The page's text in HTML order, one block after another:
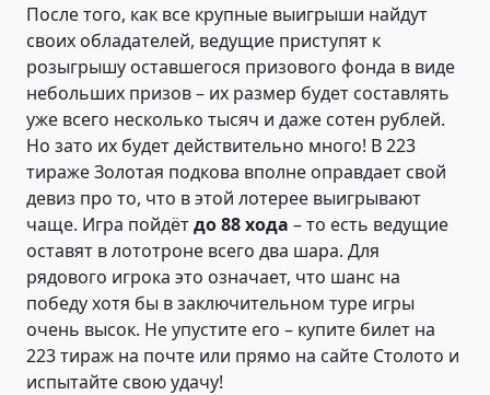
После того, как все крупные выигрыши найдут
своих обладателей, ведущие приступят к
розыгрышу оставшегося призового фонда в виде
небольших призов – их размер будет составлять
уже всего несколько тысяч и даже сотен рублей.
Но зато их будет действительно много! В 223
тираже Золотая подкова вполне оправдает свой
девиз про то, что в этой лотерее выигрывают
чаще. Игра пойдётдо 88 хода – то есть ведущие
оставят в лототроне всего два шара. Для
рядового игрока это означает, что шанс на
победу хотя бы в заключительном туре игры
очень высок. Не упустите его – купите билет на
223 тираж на почте или прямо на сайте Столото и
испытайте свою удачу!